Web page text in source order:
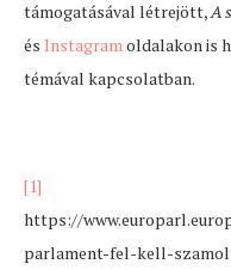
támogatásával létrejött,A
és Instagramoldalakon is
témával kapcsolatban.
[1]
https://
parlament-fel-kell-